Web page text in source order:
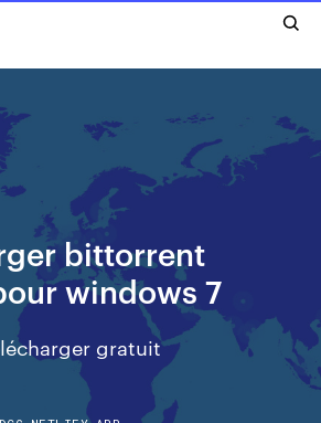
bittorrent
windows 7
gratuit